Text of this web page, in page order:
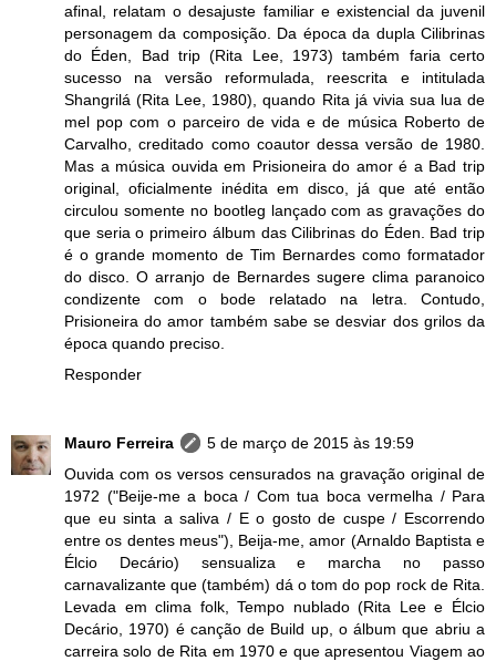
afinal, relatam o desajuste familiar e existencial da juvenil
personagem da composição. Da época da dupla Cilibrinas
do Éden, Bad trip (Rita Lee, 1973) também faria certo
sucesso na versão reformulada, reescrita e intitulada
Shangrilá (Rita Lee, 1980), quando Rita já vivia sua lua de
mel pop com o parceiro de vida e de música Roberto de
Carvalho, creditado como coautor dessa versão de 1980.
Mas a música ouvida em Prisioneira do amor é a Bad trip
original, oficialmente inédita em disco, já que até então
circulou somente no bootleg lançado com as gravações do
que seria o primeiro álbum das Cilibrinas do Éden. Bad trip
é o grande momento de Tim Bernardes como formatador
do disco. O arranjo de Bernardes sugere clima paranoico
condizente com o bode relatado na letra. Contudo,
Prisioneira do amor também sabe se desviar dos grilos da
época quando preciso.
Responder
Mauro Ferreira
5 de março de 2015 às 19:59
Ouvida com os versos censurados na gravação original de
1972 ("Beije-me a boca / Com tua boca vermelha / Para
que eu sinta a saliva / E o gosto de cuspe / Escorrendo
entre os dentes meus"), Beija-me, amor (Arnaldo Baptista e
Élcio Decário) sensualiza e marcha no passo
carnavalizante que (também) dá o tom do pop rock de Rita.
Levada em clima folk, Tempo nublado (Rita Lee e Élcio
Decário, 1970) é canção de Build up, o álbum que abriu a
carreira solo de Rita em 1970 e que apresentou Viagem ao